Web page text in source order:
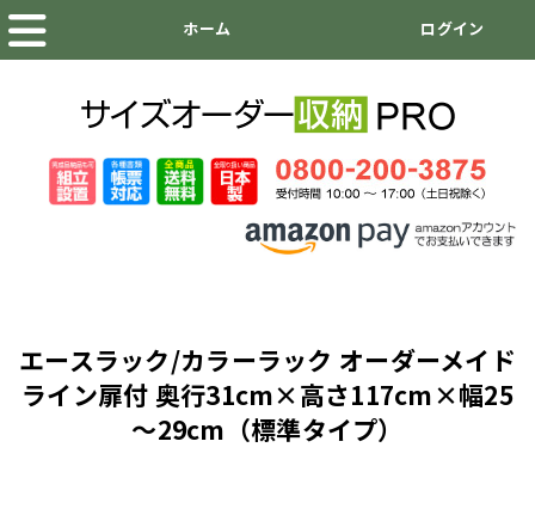
エースラック/カラーラック オーダーメイド
ライン扉付 奥行31cm×高さ117cm×幅25
～29cm（標準タイプ）